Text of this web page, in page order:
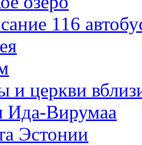
116
и церкви
Вирумаа
Эстонии